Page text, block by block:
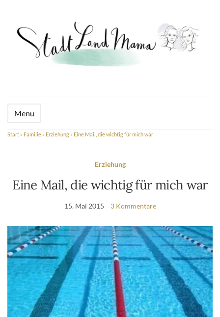
Menu
Start » Familie » Erziehung » Eine Mail, die wichtig für mich war
Erziehung
Eine Mail, die wichtig für mich war
15. Mai 2015 3 Kommentare